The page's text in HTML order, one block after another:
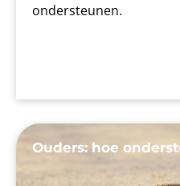
ondersteunen.
Ouders: hoe